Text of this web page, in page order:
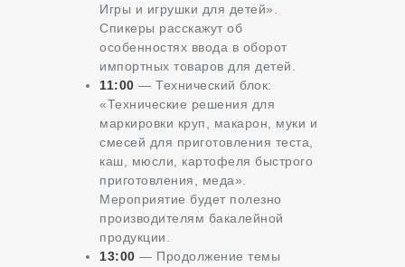
Игры и игрушки для детей».
Спикеры расскажут об
особенностях ввода в оборот
импортных товаров для детей.
11:00 — Технический блок:
«Технические решения для
маркировки круп, макарон, муки и
смесей для приготовления теста,
каш, мюсли, картофеля быстрого
приготовления, меда».
Мероприятие будет полезно
производителям бакалейной
продукции.
13:00 — Продолжение темы